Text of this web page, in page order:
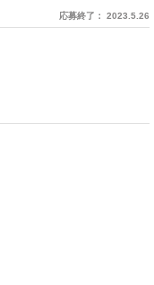
応募終了： 2023.5.26